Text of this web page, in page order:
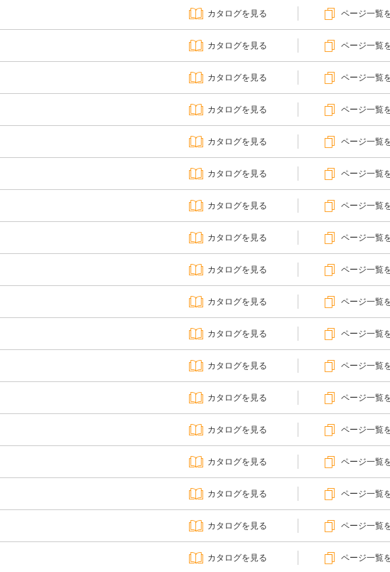
カタログを見る ページ一覧
カタログを見る ページ一覧
カタログを見る ページ一覧
カタログを見る ページ一覧
カタログを見る ページ一覧
カタログを見る ページ一覧
カタログを見る ページ一覧
カタログを見る ページ一覧
カタログを見る ページ一覧
カタログを見る ページ一覧
カタログを見る ページ一覧
カタログを見る ページ一覧
カタログを見る ページ一覧
カタログを見る ページ一覧
カタログを見る ページ一覧
カタログを見る ページ一覧
カタログを見る ページ一覧
カタログを見る ページ一覧